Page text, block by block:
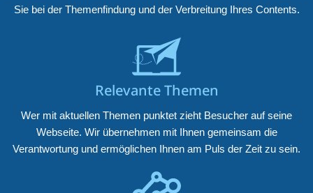
Sie bei der Themenfindung und der Verbreitung Ihres Contents.
Relevante Themen
Wer mit aktuellen Themen punktet zieht Besucher auf seine
Webseite. Wir übernehmen mit Ihnen gemeinsam die
Verantwortung und ermöglichen Ihnen am Puls der Zeit zu sein.